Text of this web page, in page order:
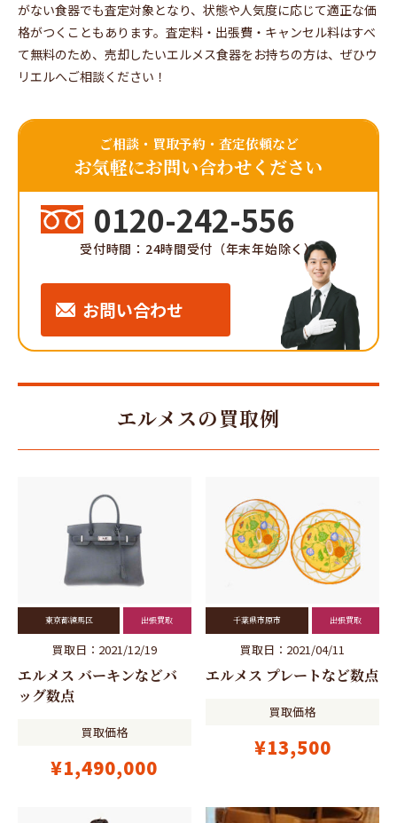
がない食器でも査定対象となり、状態や人気度に応じて適正な価
格がつくこともあります。査定料・出張費・キャンセル料はすべ
て無料のため、売却したいエルメス食器をお持ちの方は、ぜひウ
リエルへご相談ください！
ご相談・買取予約・査定依頼など
お気軽にお問い合わせください
0120-242-556
受付時間：24時間受付（年末年始除く）
お問い合わせ
エルメスの買取例
東京都練馬区 出張買取
買取日：2021/12/19
エルメス バーキンなどバ
ッグ数点
買取価格
¥1,490,000
千葉県市原市 出張買取
買取日：2021/04/11
エルメス プレートなど数点
買取価格
¥13,500